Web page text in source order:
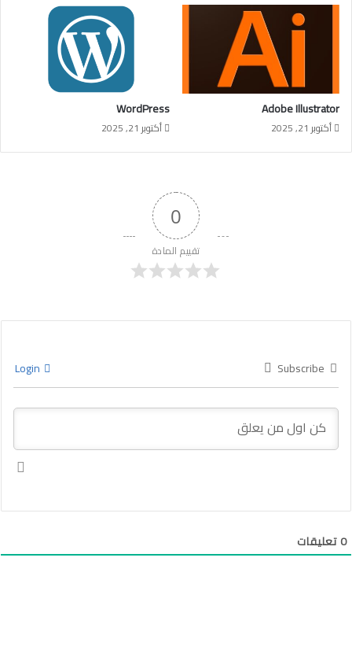
Adobe Illustrator
أكتوبر 21, 2025
WordPress
أكتوبر 21, 2025
0
تقييم المادة
Subscribe
0تعليقات